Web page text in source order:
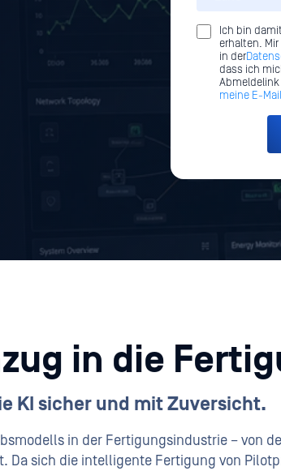
Ich bin
erhalten.
in der
dass ich
meine E-
in die
KI sicher und mit Zuversicht.
in der Fertigungsindustrie – von
Da sich die intelligente Fertigung von